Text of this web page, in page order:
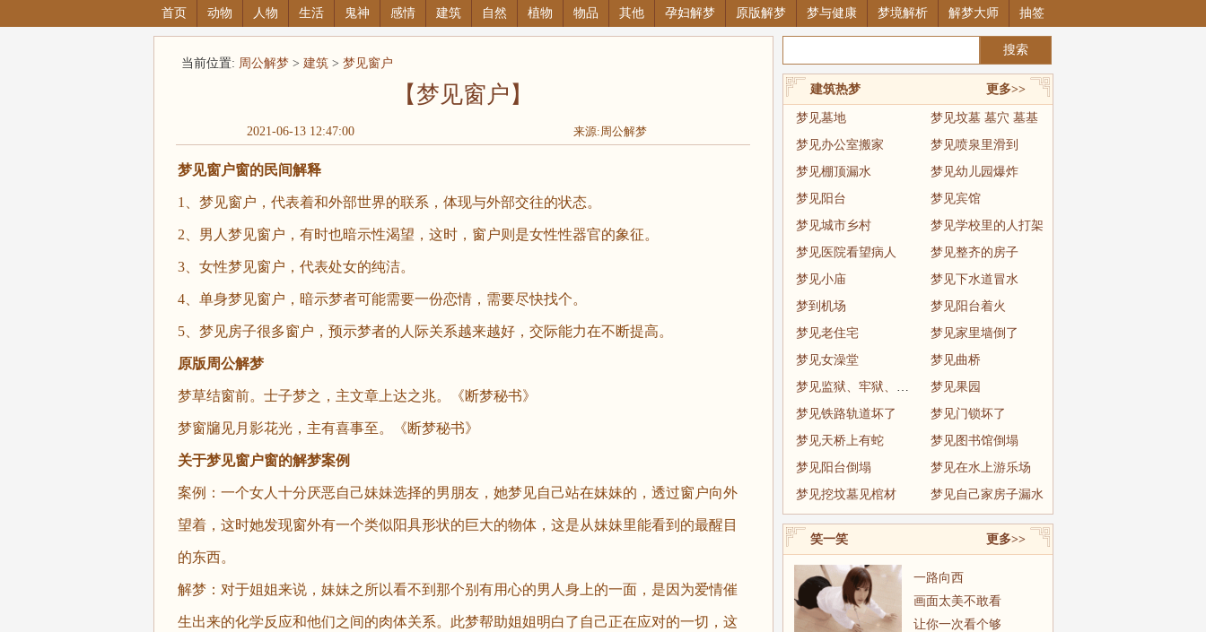
首页 动物 人物 生活 鬼神 感情 建筑 自然 植物 物品 其他 孕妇解梦 原版解梦 梦与健康 梦境解析 解梦大师 抽签
当前位置: 周公解梦> 建筑> 梦见窗户
【梦见窗户】
2021-06-13 12:47:00 来源:周公解梦
梦见窗户窗的民间解释
1、梦见窗户，代表着和外部世界的联系，体现与外部交往的状态。
2、男人梦见窗户，有时也暗示性渴望，这时，窗户则是女性性器官的象征。
3、女性梦见窗户，代表处女的纯洁。
4、单身梦见窗户，暗示梦者可能需要一份恋情，需要尽快找个。
5、梦见房子很多窗户，预示梦者的人际关系越来越好，交际能力在不断提高。
原版周公解梦
梦草结窗前。士子梦之，主文章上达之兆。《断梦秘书》
梦窗牖见月影花光，主有喜事至。《断梦秘书》
关于梦见窗户窗的解梦案例
案例：一个女人十分厌恶自己妹妹选择的男朋友，她梦见自己站在妹妹的，透过窗户向外
望着，这时她发现窗外有一个类似阳具形状的巨大的物体，这是从妹妹里能看到的最醒目
的东西。
解梦：对于姐姐来说，妹妹之所以看不到那个别有用心的男人身上的一面，是因为爱情催
生出来的化学反应和他们之间的肉体关系。此梦帮助姐姐明白了自己正在应对的一切，这
更多>>
建筑热梦
梦见墓地
梦见坟墓 墓穴 墓基
梦见办公室搬家
梦见喷泉里滑到
梦见棚顶漏水
梦见幼儿园爆炸
梦见阳台
梦见宾馆
梦见城市乡村
梦见学校里的人打架
梦见医院看望病人
梦见整齐的房子
梦见小庙
梦见下水道冒水
梦到机场
梦见阳台着火
梦见老住宅
梦见家里墙倒了
梦见女澡堂
梦见曲桥
梦见监狱、牢狱、坐牢
梦见果园
梦见铁路轨道坏了
梦见门锁坏了
梦见天桥上有蛇
梦见图书馆倒塌
梦见阳台倒塌
梦见在水上游乐场
梦见挖坟墓见棺材
梦见自己家房子漏水
更多>>
笑一笑
一路向西
画面太美不敢看
让你一次看个够